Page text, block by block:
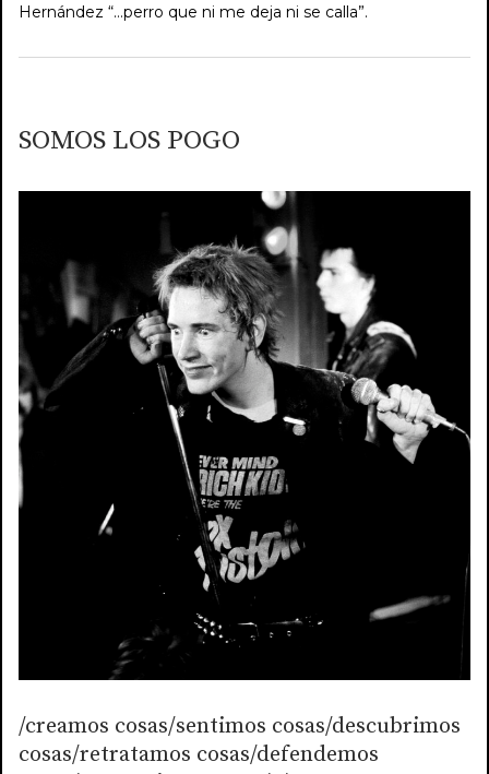
Hernández “…perro que ni me deja ni se calla”.
SOMOS LOS POGO
/creamos cosas/sentimos cosas/descubrimos
cosas/retratamos cosas/defendemos